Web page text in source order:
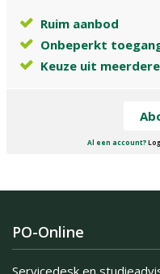
Ruim aanbod
Onbeperkt
Keuze uit
Al een account?
PO-Online
Servicedesk en